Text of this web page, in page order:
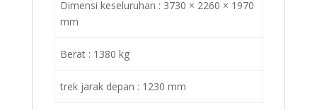
Dimensi keseluruhan : 3730 × 2260 × 1970
mm
Berat : 1380 kg
trek jarak depan : 1230 mm